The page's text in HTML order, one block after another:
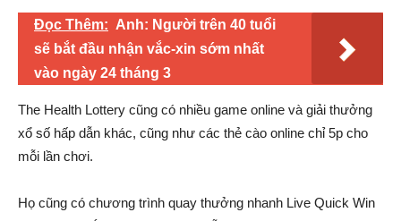
Đọc Thêm: Anh: Người trên 40 tuổi
sẽ bắt đầu nhận vắc-xin sớm nhất
vào ngày 24 tháng 3
The Health Lottery cũng có nhiều game online và giải thưởng
xổ số hấp dẫn khác, cũng như các thẻ cào online chỉ 5p cho
mỗi lần chơi.
Họ cũng có chương trình quay thưởng nhanh Live Quick Win